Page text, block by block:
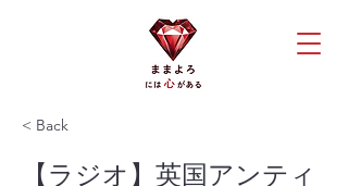
< Back
【ラジオ】英国アンティ